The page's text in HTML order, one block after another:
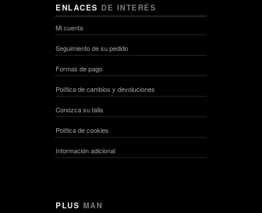
ENLACES DE INTERÉS
Mi cuenta
Seguimiento de su pedido
Formas de pago
Política de cambios y devoluciones
Conozca su talla
Política de cookies
Información adicional
PLUS MAN